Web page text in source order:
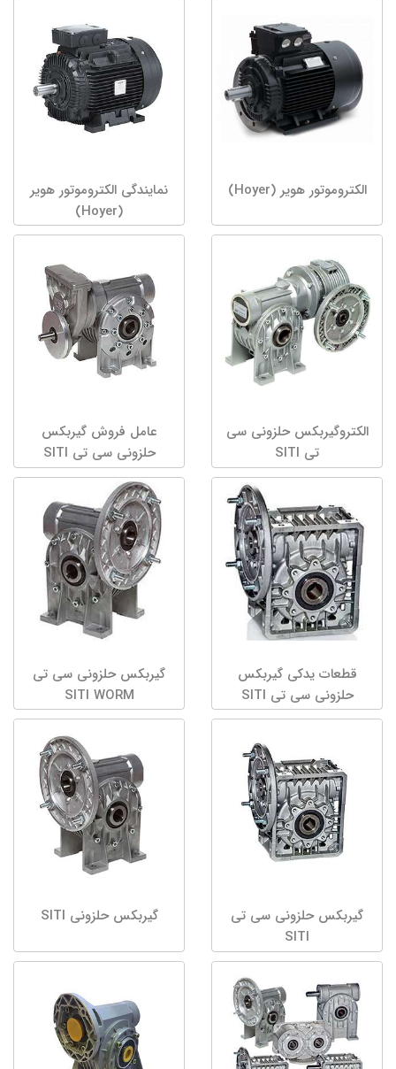
الکتروموتور هویر (Hoyer)
نمایندگی الکتروموتور هویر
(Hoyer)
الکتروگیربکس حلزونی سی
تی SITI
عامل فروش گیربکس
حلزونی سی تی SITI
قطعات یدکی گیربکس
حلزونی سی تی SITI
گیربکس حلزونی سی تی
SITI WORM
گیربکس حلزونی سی تی
SITI
گیربکس حلزونی SITI